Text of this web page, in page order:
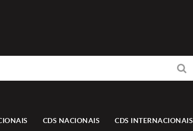
CDS NACIONAIS CDS INTERNACIONAIS